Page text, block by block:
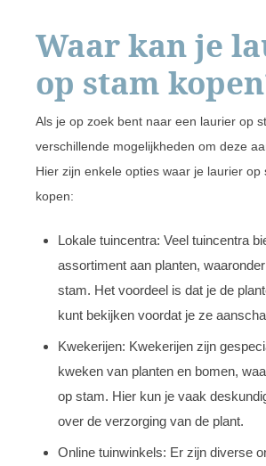
Waar kan je
op stam
Als je op zoek bent naar een laurier op
verschillende mogelijkheden om deze
Hier zijn enkele opties waar je laurier op
kopen:
Lokale tuincentra: Veel tuincentra
assortiment aan planten,
stam. Het voordeel is dat je de
kunt bekijken voordat je ze
Kwekerijen: Kwekerijen zijn
kweken van planten en bomen,
op stam. Hier kun je vaak
over de verzorging van de plant.
Online tuinwinkels: Er zijn diverse